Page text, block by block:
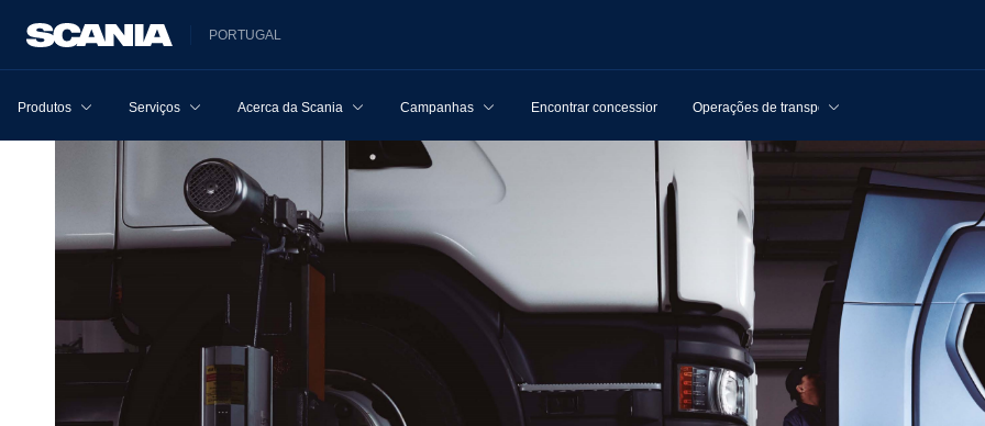
PORTUGAL
Produtos Serviços Acerca da Scania Campanhas Encontrar concessionários Operações de transporte